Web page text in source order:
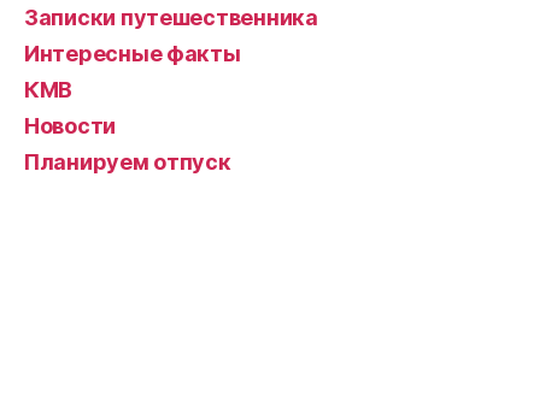
Записки путешественника
Интересные факты
КМВ
Новости
Планируем отпуск